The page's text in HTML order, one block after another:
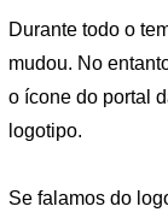
Durante todo o
mudou. No
o ícone do portal
logotipo.
Se falamos do